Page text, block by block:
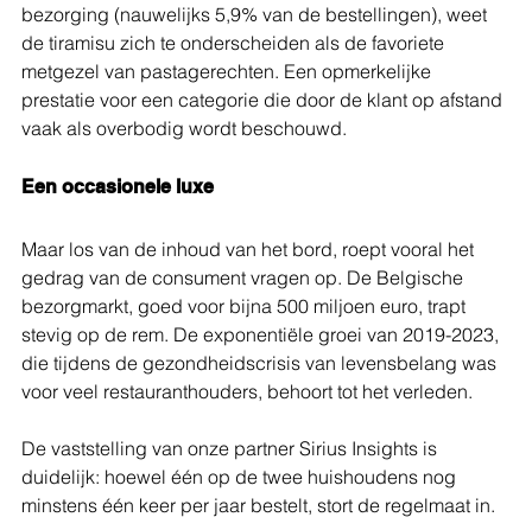
bezorging (nauwelijks 5,9% van de bestellingen), weet
de tiramisu zich te onderscheiden als de favoriete
metgezel van pastagerechten. Een opmerkelijke
prestatie voor een categorie die door de klant op afstand
vaak als overbodig wordt beschouwd.
Een occasionele luxe
Maar los van de inhoud van het bord, roept vooral het
gedrag van de consument vragen op. De Belgische
bezorgmarkt, goed voor bijna 500 miljoen euro, trapt
stevig op de rem. De exponentiële groei van 2019-2023,
die tijdens de gezondheidscrisis van levensbelang was
voor veel restauranthouders, behoort tot het verleden.
De vaststelling van onze partner Sirius Insights is
duidelijk: hoewel één op de twee huishoudens nog
minstens één keer per jaar bestelt, stort de regelmaat in.